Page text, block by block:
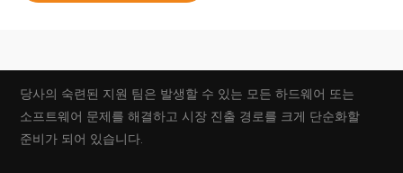
당사의 숙련된 지원 팀은 발생할 수 있는 모든 하드웨어 또는
소프트웨어 문제를 해결하고 시장 진출 경로를 크게 단순화할
준비가 되어 있습니다.